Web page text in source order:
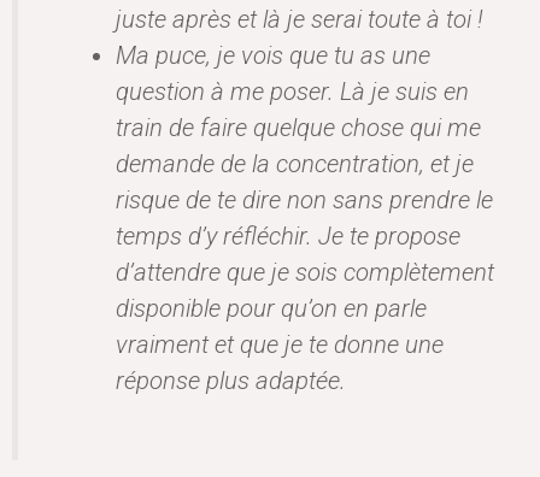
juste après et là je serai toute à toi !
Ma puce, je vois que tu as une
question à me poser. Là je suis en
train de faire quelque chose qui me
demande de la concentration, et je
risque de te dire non sans prendre le
temps d’y réfléchir. Je te propose
d’attendre que je sois complètement
disponible pour qu’on en parle
vraiment et que je te donne une
réponse plus adaptée.